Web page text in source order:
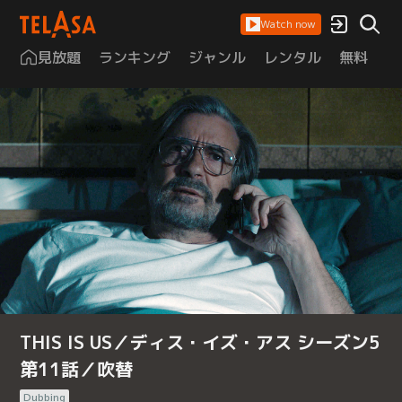
Watch now
見放題 ランキング ジャンル レンタル 無料
THIS IS US／ディス・イズ・アス シーズン5
第11話／吹替
Dubbing